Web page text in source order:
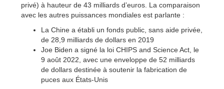
privé) à hauteur de 43 milliards d’euros. La comparaison
avec les autres puissances mondiales est parlante :
La Chine a établi un fonds public, sans aide privée,
de 28,9 milliards de dollars en 2019
Joe Biden a signé la loi CHIPS and Science Act, le
9 août 2022, avec une enveloppe de 52 milliards
de dollars destinée à soutenir la fabrication de
puces aux États-Unis